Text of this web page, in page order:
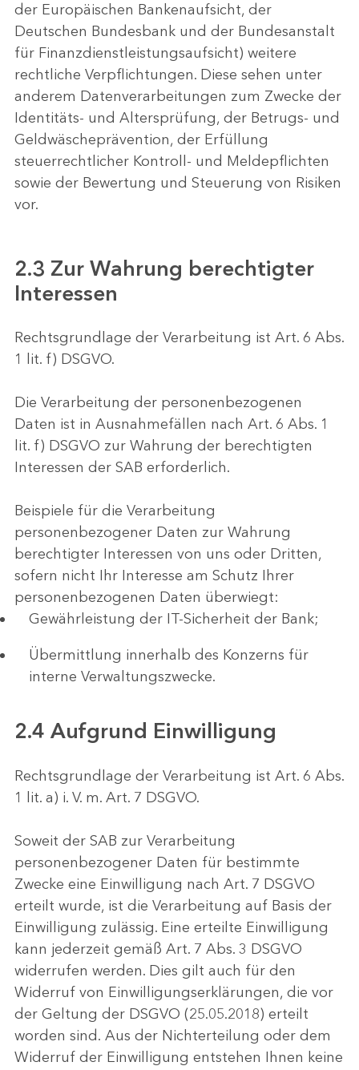
der Europäischen Bankenaufsicht, der
Deutschen Bundesbank und der Bundesanstalt
für Finanzdienstleistungsaufsicht) weitere
rechtliche Verpflichtungen. Diese sehen unter
anderem Datenverarbeitungen zum Zwecke der
Identitäts- und Altersprüfung, der Betrugs- und
Geldwäscheprävention, der Erfüllung
steuerrechtlicher Kontroll- und Meldepflichten
sowie der Bewertung und Steuerung von Risiken
vor.
2.3 Zur Wahrung berechtigter
Interessen
Rechtsgrundlage der Verarbeitung ist Art. 6 Abs.
1 lit. f) DSGVO.
Die Verarbeitung der personenbezogenen
Daten ist in Ausnahmefällen nach Art. 6 Abs. 1
lit. f) DSGVO zur Wahrung der berechtigten
Interessen der SAB erforderlich.
Beispiele für die Verarbeitung
personenbezogener Daten zur Wahrung
berechtigter Interessen von uns oder Dritten,
sofern nicht Ihr Interesse am Schutz Ihrer
personenbezogenen Daten überwiegt:
Gewährleistung der IT-Sicherheit der Bank;
Übermittlung innerhalb des Konzerns für
interne Verwaltungszwecke.
2.4 Aufgrund Einwilligung
Rechtsgrundlage der Verarbeitung ist Art. 6 Abs.
1 lit. a) i. V. m. Art. 7 DSGVO.
Soweit der SAB zur Verarbeitung
personenbezogener Daten für bestimmte
Zwecke eine Einwilligung nach Art. 7 DSGVO
erteilt wurde, ist die Verarbeitung auf Basis der
Einwilligung zulässig. Eine erteilte Einwilligung
kann jederzeit gemäß Art. 7 Abs. 3 DSGVO
widerrufen werden. Dies gilt auch für den
Widerruf von Einwilligungserklärungen, die vor
der Geltung der DSGVO (25.05.2018) erteilt
worden sind. Aus der Nichterteilung oder dem
Widerruf der Einwilligung entstehen Ihnen keine